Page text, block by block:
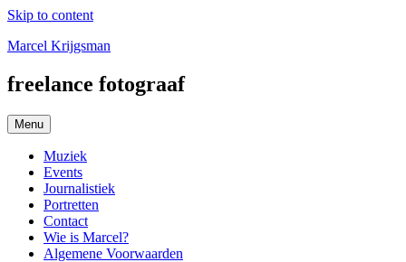
Skip to content
Marcel Krijgsman
freelance fotograaf
Menu
Muziek
Events
Journalistiek
Portretten
Contact
Wie is Marcel?
Algemene Voorwaarden